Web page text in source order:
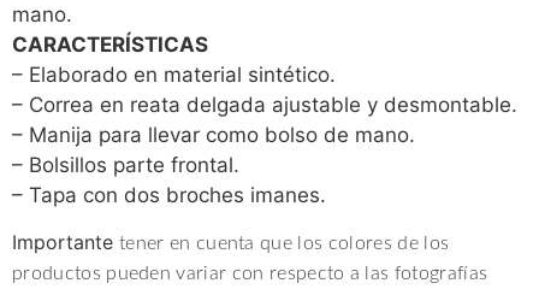
mano.
CARACTERÍSTICAS
– Elaborado en material sintético.
– Correa en reata delgada ajustable y desmontable.
– Manija para llevar como bolso de mano.
– Bolsillos parte frontal.
– Tapa con dos broches imanes.
Importante tener en cuenta que los colores de los
productos pueden variar con respecto a las fotografías